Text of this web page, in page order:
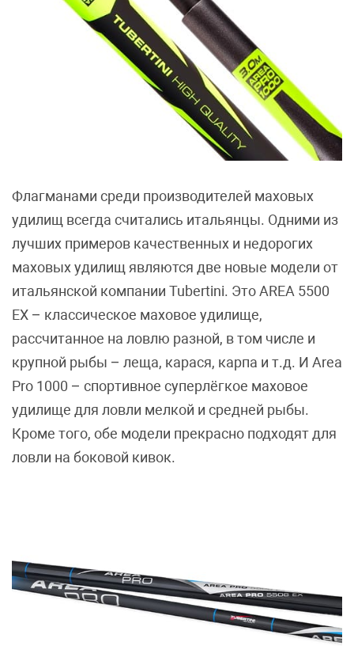
Флагманами среди производителей маховых
удилищ всегда считались итальянцы. Одними из
лучших примеров качественных и недорогих
маховых удилищ являются две новые модели от
итальянской компании Tubertini. Это AREA 5500
EX – классическое маховое удилище,
рассчитанное на ловлю разной, в том числе и
крупной рыбы – леща, карася, карпа и т.д. И Area
Pro 1000 – спортивное суперлёгкое маховое
удилище для ловли мелкой и средней рыбы.
Кроме того, обе модели прекрасно подходят для
ловли на боковой кивок.